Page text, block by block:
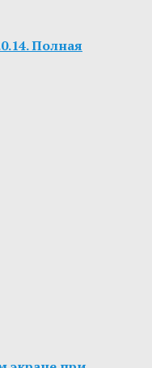
Полная